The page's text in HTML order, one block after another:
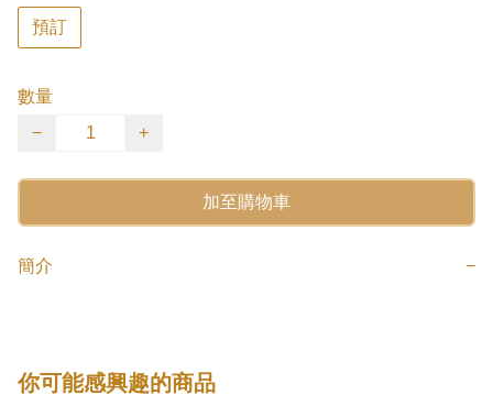
預訂
數量
−
+
加至購物車
簡介 −
你可能感興趣的商品